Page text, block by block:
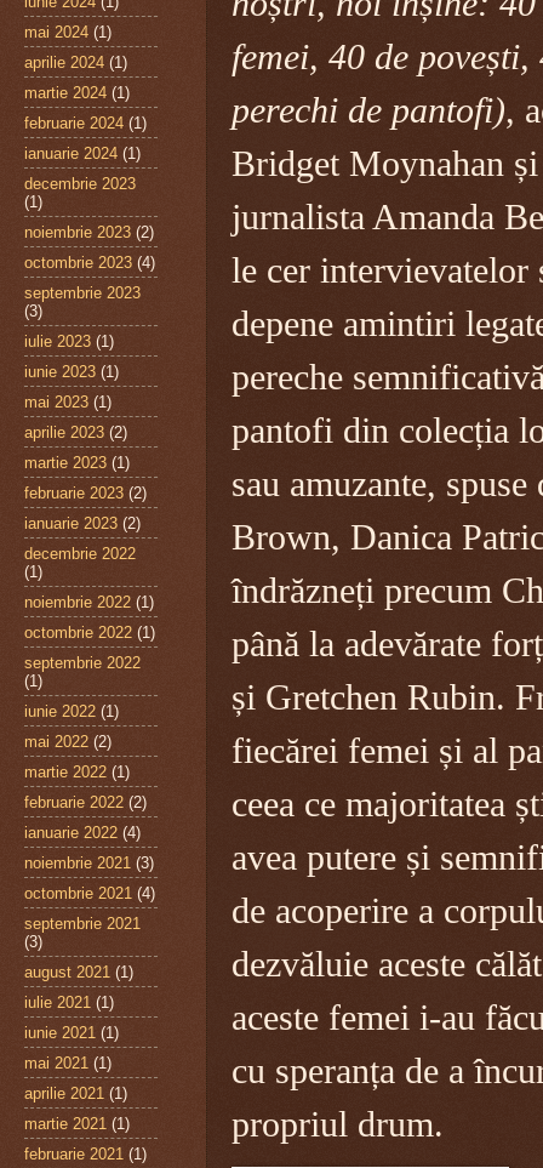
femei, 40 de povești,
perechi de pantofi),
Bridget Moynahan și
jurnalista Amanda
le cer intervievatelor
depene amintiri
pereche
pantofi din colecția
sau amuzante,
Brown, Danica
îndrăzneți precum
până la adevărate
și Gretchen Rubin.
fiecărei femei și al
ceea ce majoritatea
avea putere și
de acoperire a
dezvăluie aceste
aceste femei i-au
cu speranța de a
propriul drum.
mai 2024 (1)
aprilie 2024 (1)
martie 2024 (1)
februarie 2024 (1)
ianuarie 2024 (1)
decembrie 2023
(1)
noiembrie 2023 (2)
octombrie 2023 (4)
septembrie 2023
(3)
iulie 2023 (1)
iunie 2023 (1)
mai 2023 (1)
aprilie 2023 (2)
martie 2023 (1)
februarie 2023 (2)
ianuarie 2023 (2)
decembrie 2022
(1)
noiembrie 2022 (1)
octombrie 2022 (1)
septembrie 2022
(1)
iunie 2022 (1)
mai 2022 (2)
martie 2022 (1)
februarie 2022 (2)
ianuarie 2022 (4)
noiembrie 2021 (3)
octombrie 2021 (4)
septembrie 2021
(3)
august 2021 (1)
iulie 2021 (1)
iunie 2021 (1)
mai 2021 (1)
aprilie 2021 (1)
martie 2021 (1)
februarie 2021 (1)